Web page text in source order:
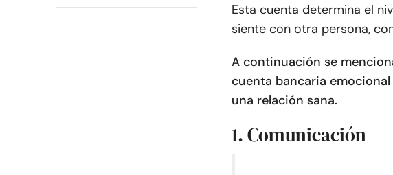
Esta cuenta determina el
siente con otra persona,
A continuación se
cuenta bancaria
una relación sana.
1. Comunicación